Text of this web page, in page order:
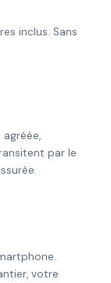
inclus. Sans
agréée,
par le
votre